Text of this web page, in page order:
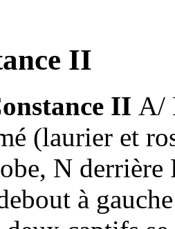
II
II A/
(laurier et
N
à